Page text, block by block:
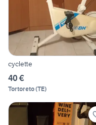
cyclette
40 €
Tortoreto(TE)